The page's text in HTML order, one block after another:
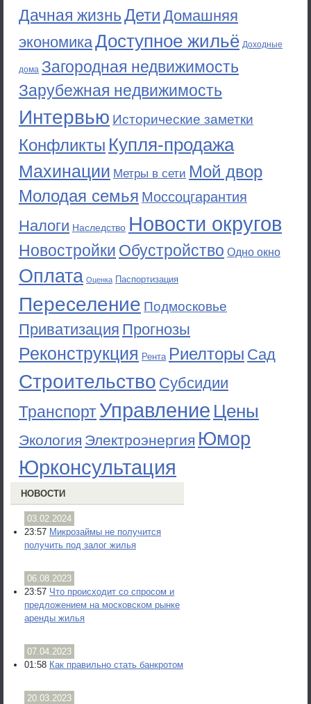
Дачная жизньДети Домашняя
экономикаДоступное жильё Доходные
дома Загородная недвижимость
Зарубежная недвижимость
Интервью Исторические заметки
Конфликты Купля-продажа
Махинации Метры в сети Мой двор
Молодая семья Моссоцгарантия
Налоги Наследство Новости округов
Новостройки Обустройство Одно окно
Оплата Оценка Паспортизация
Переселение Подмосковье
Приватизация Прогнозы
Реконструкция Рента Риелторы Сад
Строительство Субсидии
ТранспортУправление Цены
Экология Электроэнергия Юмор
Юрконсультация
НОВОСТИ
03.02.2024
23:57 Микрозаймы не получится
получить под залог жилья
06.08.2023
23:57 Что происходит со спросом и
предложением на московском рынке
аренды жилья
07.04.2023
01:58 Как правильно стать банкротом
20.03.2023